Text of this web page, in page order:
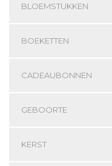
BLOEMSTUKKEN
BOEKETTEN
CADEAUBONNEN
GEBOORTE
KERST